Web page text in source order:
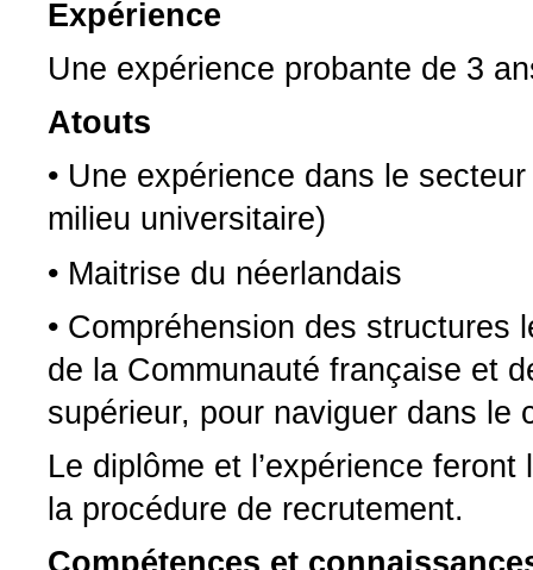
Expérience
Une expérience probante de 3
Atouts
• Une expérience dans le
milieu universitaire)
• Maitrise du néerlandais
• Compréhension des
de la Communauté française et
supérieur, pour naviguer dans le
Le diplôme et l’expérience feront
la procédure de recrutement.
Compétences et